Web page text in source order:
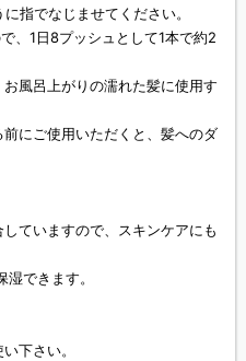
指でなじませてください。
、1日8プッシュとして1本で約2
風呂上がりの濡れた髪に使用す
にご使用いただくと、髪へのダ
ていますので、スキンケアにも
できます。
下さい。